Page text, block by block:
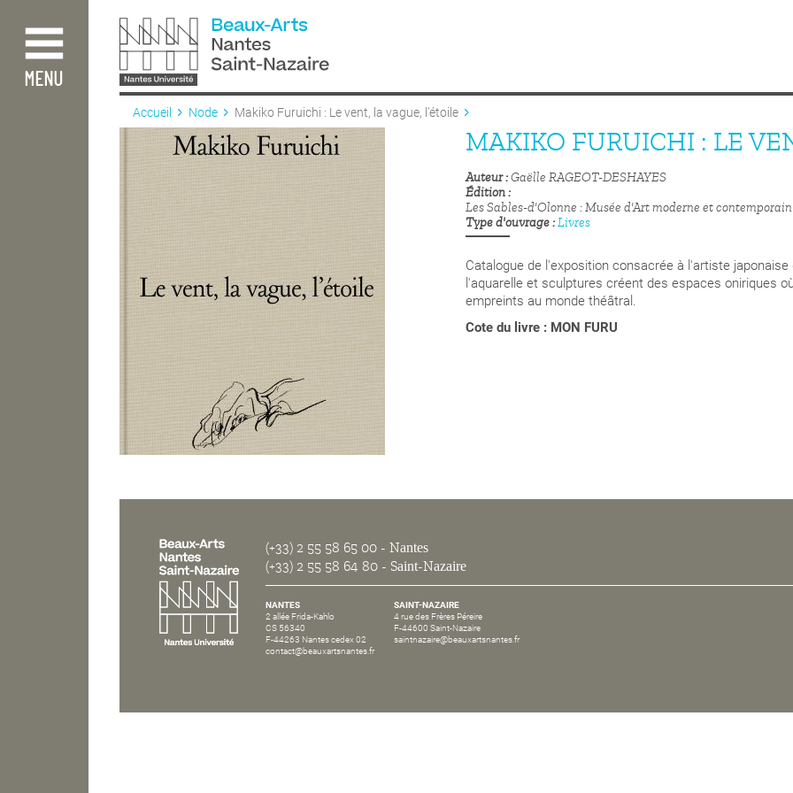
contenu
principal
MENU
Accueil Node Makiko Furuichi : Le vent, la vague, l'étoile
MAKIKO FURUICHI : LE
Auteur Gaëlle RAGEOT-DESHAYES
Édition
Les Sables-d'Olonne : Musée d'Art moderne et contemporain
Type d'ouvrage Livres
Catalogue de l'exposition consacrée à l'artiste
l'aquarelle et sculptures créent des espaces oniriques
empreints au monde théâtral.
Cote du livre : MON FURU
(+33) 2 55 58 65 00 - Nantes
(+33) 2 55 58 64 80 - Saint-Nazaire
NANTES
2 allée Frida-Kahlo
CS 56340
F-44263 Nantes cedex 02
contact@beauxartsnantes.fr
SAINT-NAZAIRE
4 rue des Frères Péreire
F-44600 Saint-Nazaire
saintnazaire@beauxartsnantes.fr